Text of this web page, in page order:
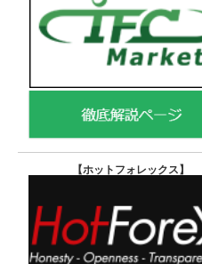
【ホットフォレックス】